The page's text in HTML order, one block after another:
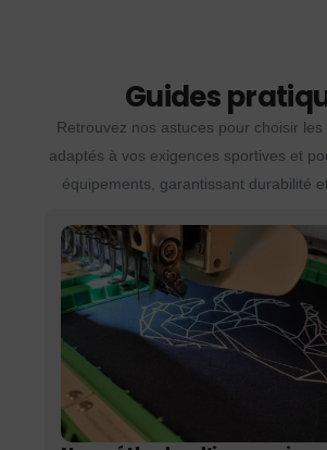
Guides
Retrouvez nos astuces pour choisir les
adaptés à vos exigences sportives et
équipements, garantissant durabilité